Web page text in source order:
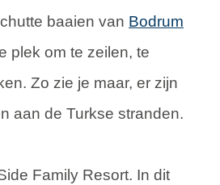
baaien van Bodrum
plek om te zeilen, te
Zo zie je maar, er zijn
aan de Turkse stranden.
Family Resort. In dit